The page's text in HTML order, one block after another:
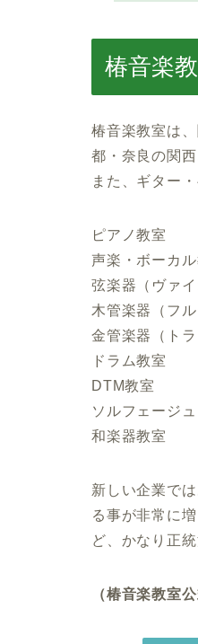
椿音楽
椿音楽教室は
都・奈良の関
また、ギター
ピアノ教室
声楽・ボーカ
弦楽器（ヴァ
木管楽器（フ
金管楽器（ト
ドラム教室
DTM教室
ソルフェージ
和楽器教室
新しい企業で
る事が非常に
ど、かなり正
（椿音楽教室